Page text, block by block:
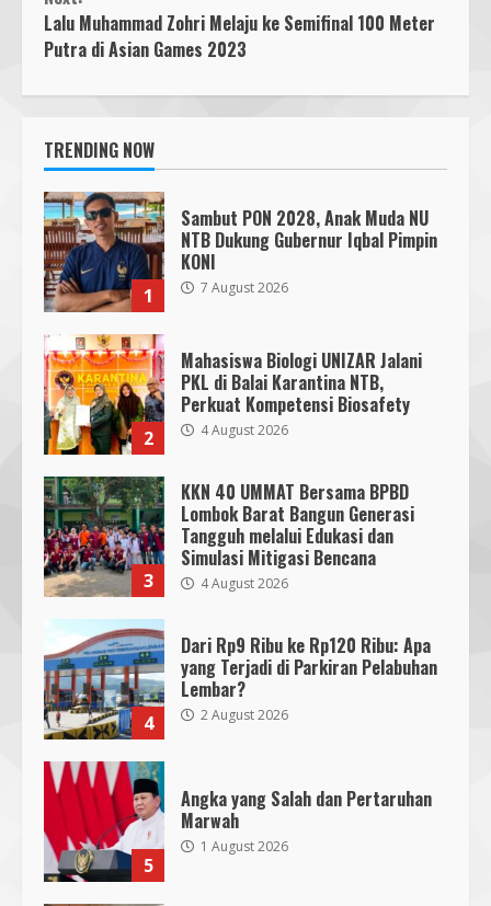
Lalu Muhammad Zohri Melaju ke Semifinal 100 Meter
Putra di Asian Games 2023
TRENDING NOW
1
Sambut PON 2028, Anak Muda NU
NTB Dukung Gubernur Iqbal Pimpin
KONI
7 August 2026
2
Mahasiswa Biologi UNIZAR Jalani
PKL di Balai Karantina NTB,
Perkuat Kompetensi Biosafety
4 August 2026
3
KKN 40 UMMAT Bersama BPBD
Lombok Barat Bangun Generasi
Tangguh melalui Edukasi dan
Simulasi Mitigasi Bencana
4 August 2026
4
Dari Rp9 Ribu ke Rp120 Ribu: Apa
yang Terjadi di Parkiran Pelabuhan
Lembar?
2 August 2026
5
Angka yang Salah dan Pertaruhan
Marwah
1 August 2026